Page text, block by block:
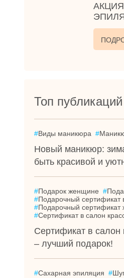
АКЦИЯ
Топ публикаций
#Виды маникюра #
Новый маникюр:
быть красивой и
#Подарок женщине #
#Подарочный сертификат
#Подарочный сертификат
#Сертификат в салон
Сертификат в салон
– лучший подарок!
#Сахарная эпиляция #